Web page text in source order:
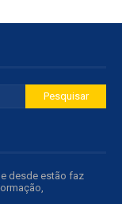
desde estão faz